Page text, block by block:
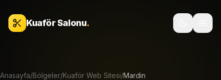
Kuaför Salonu.
Anasayfa/Bölgeler/Kuaför Web Sitesi/Mardin